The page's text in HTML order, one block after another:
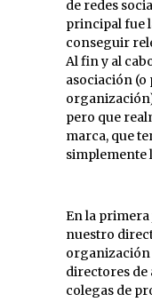
de redes
principal fue
conseguir
Al fin y al
asociación (o
pero que
marca, que
simplemente
En la
nuestro
organización
directores de
colegas de